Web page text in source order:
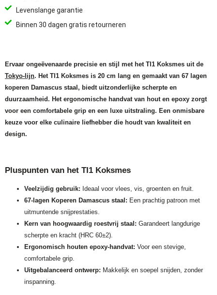
Levenslange garantie
Binnen 30 dagen gratis retourneren
Ervaar ongeëvenaarde precisie en stijl met het TI1 Koksmes uit de
Tokyo-lijn. Het TI1 Koksmes is 20 cm lang en gemaakt van 67 lagen
koperen Damascus staal, biedt uitzonderlijke scherpte en
duurzaamheid. Het ergonomische handvat van hout en epoxy zorgt
voor een comfortabele grip en een luxe uitstraling. Een onmisbare
keuze voor elke culinaire liefhebber die houdt van kwaliteit en
design.
Pluspunten van het TI1 Koksmes
Veelzijdig gebruik: Ideaal voor vlees, vis, groenten en fruit.
67-lagen Koperen Damascus staal: Een prachtig patroon met
uitmuntende snijprestaties.
Kern van hoogwaardig roestvrij staal: Garandeert langdurige
scherpte en kracht (HRC 60±2).
Ergonomisch houten epoxy-handvat: Voor een stevige,
comfortabele grip.
Uitgebalanceerd ontwerp: Makkelijk en soepel snijden, zonder
inspanning.